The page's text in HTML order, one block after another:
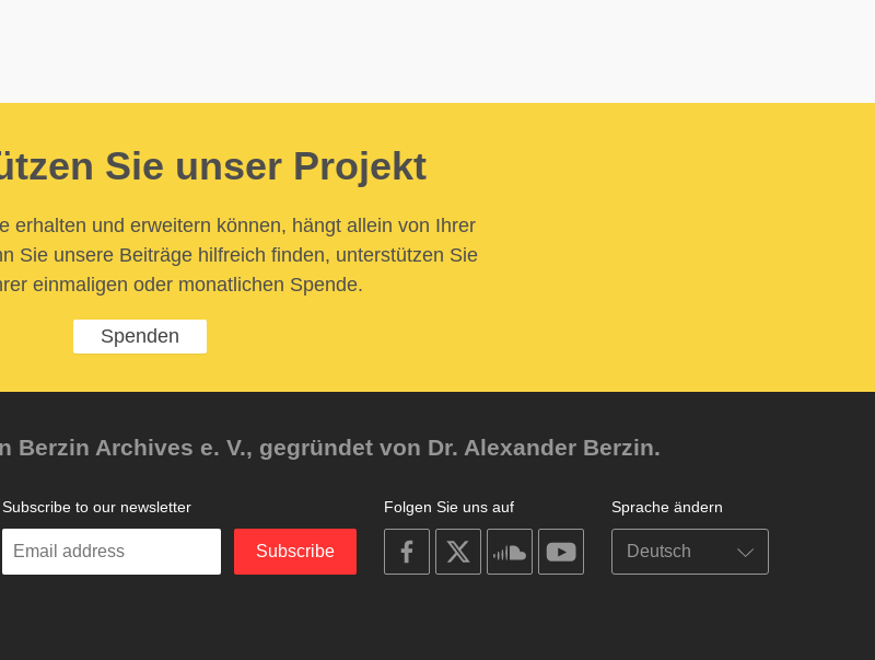
Sie unser Projekt
erhalten und erweitern können, hängt allein von Ihrer
Sie unsere Beiträge hilfreich finden, unterstützen Sie
einmaligen oder monatlichen Spende.
Spenden
Archives e. V., gegründet von Dr. Alexander Berzin.
Sprache ändern
Folgen Sie uns auf
on
facebook
on
on
soundcloudyoutube
Subscribe to our newsletter
Enter
Subscribe